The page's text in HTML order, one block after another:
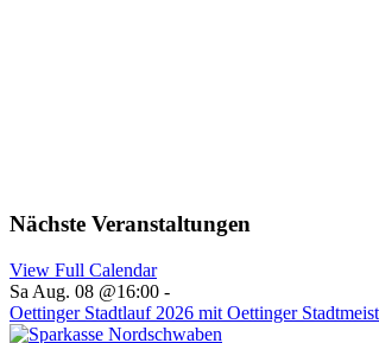
Nächste Veranstaltungen
View Full Calendar
Sa Aug. 08 @16:00 -
Oettinger Stadtlauf 2026 mit Oettinger